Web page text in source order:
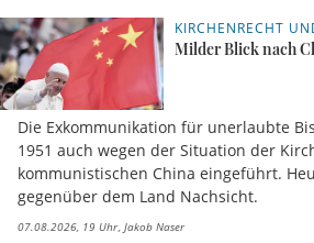
KIRCHENRECHT
Milder Blick nach
Die Exkommunikation für unerlaubte
1951 auch wegen der Situation der
kommunistischen China eingeführt.
gegenüber dem Land Nachsicht.
07.08.2026, 19 Uhr Jakob Naser